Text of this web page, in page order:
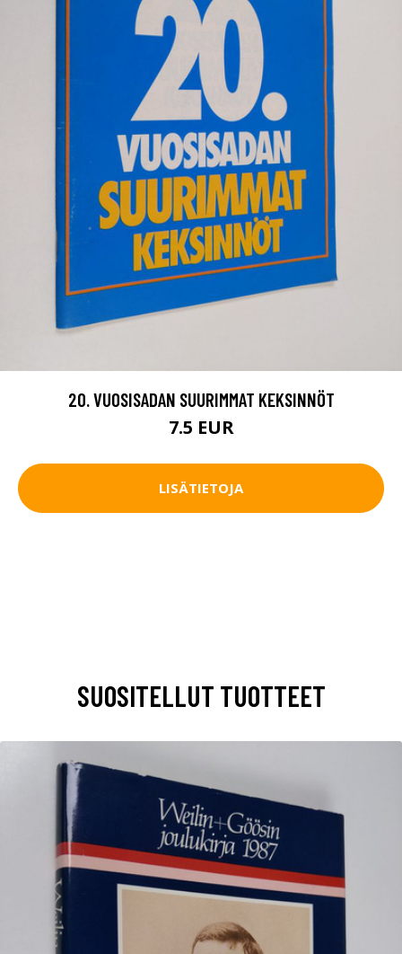
20. VUOSISADAN SUURIMMAT KEKSINNÖT
7.5 EUR
LISÄTIETOJA
SUOSITELLUT TUOTTEET